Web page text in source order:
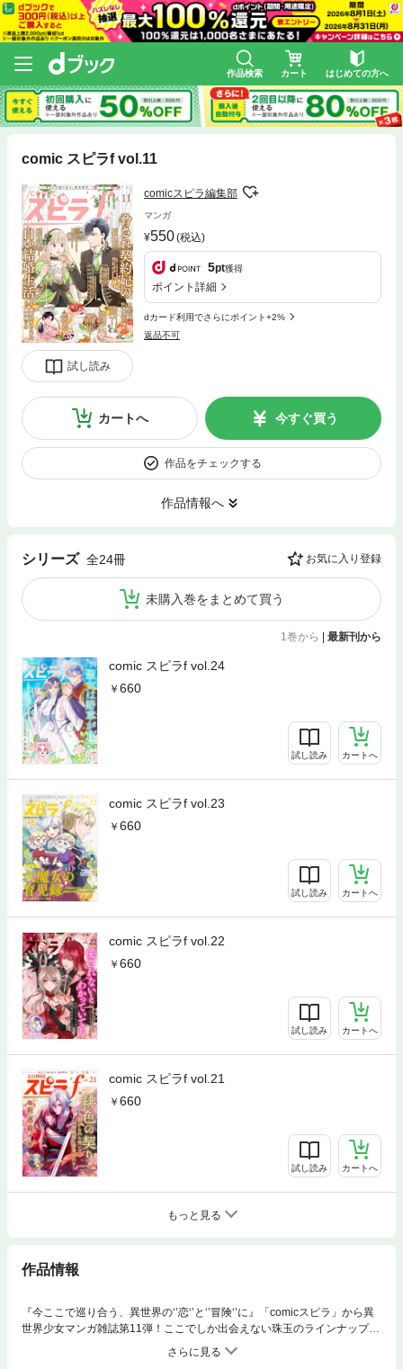
作品検索 カート はじめての方へ
comic スピラf vol.11
試し読み
comicスピラ編集部
マンガ
550(税込)
5pt獲得
ポイント詳細
dカード利用でさらにポイント+2%
返品不可
カートへ 今すぐ買う
作品をチェックする
作品情報へ
シリーズ 全24冊 お気に入り登録
未購入巻をまとめて買う
1巻から | 最新刊から
comic スピラf vol.24
660
試し読み カートへ
comic スピラf vol.23
660
試し読み カートへ
comic スピラf vol.22
660
試し読み カートへ
comic スピラf vol.21
660
試し読み カートへ
もっと見る
作品情報
『今ここで巡り合う、異世界の‘’恋‘’と‘’冒険‘’に』「comicスピラ」から異
世界少女マンガ雑誌第11弾！ここでしか出会えない珠玉のラインナップを
お届け！表紙イラスト＆巻頭「脅され契約妃の白い結婚生活」漫画：藤野
ポチョムキン 原作：曽根原ツタ／「人質として売られた夜の聖女は隣国の